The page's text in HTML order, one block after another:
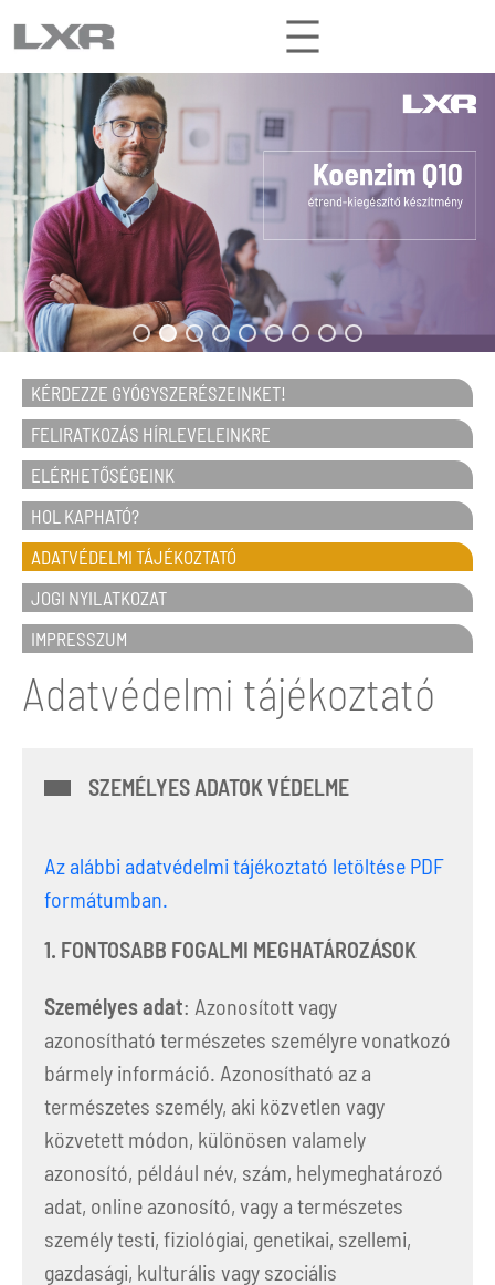
KÉRDEZZE GYÓGYSZERÉSZEINKET!
FELIRATKOZÁS HÍRLEVELEINKRE
ELÉRHETŐSÉGEINK
HOL KAPHATÓ?
ADATVÉDELMI TÁJÉKOZTATÓ
JOGI NYILATKOZAT
IMPRESSZUM
Adatvédelmi tájékoztató
SZEMÉLYES ADATOK VÉDELME
Az alábbi adatvédelmi tájékoztató letöltése PDF
formátumban.
1. FONTOSABB FOGALMI MEGHATÁROZÁSOK
Személyes adat: Azonosított vagy
azonosítható természetes személyre vonatkozó
bármely információ. Azonosítható az a
természetes személy, aki közvetlen vagy
közvetett módon, különösen valamely
azonosító, például név, szám, helymeghatározó
adat, online azonosító, vagy a természetes
személy testi, fiziológiai, genetikai, szellemi,
gazdasági, kulturális vagy szociális